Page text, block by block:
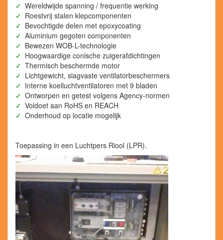
Wereldwijde spanning / frequentie werking
Roestvrij stalen klepcomponenten
Bevochtigde delen met epoxycoating
Aluminium gegoten componenten
Bewezen WOB-L-technologie
Hoogwaardige conische zuigerafdichtingen
Thermisch beschermde motor
Lichtgewicht, slagvaste ventilatorbeschermers
Interne koelluchtventilatoren met 9 bladen
Ontworpen en getest volgens Agency-normen
Voldoet aan RoHS en REACH
Onderhoud op locatie mogelijk
Toepassing in een Luchtpers Riool (LPR).